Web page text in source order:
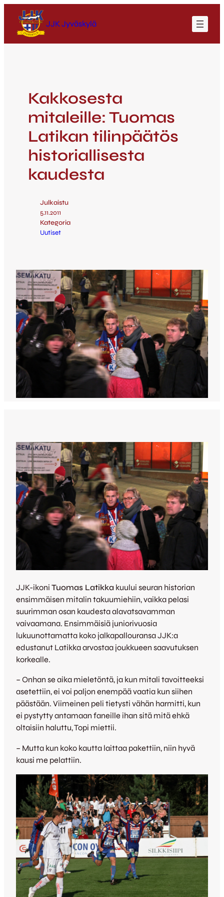
JJK Jyväskylä
Kakkosesta
mitaleille: Tuomas
Latikan tilinpäätös
historiallisesta
kaudesta
Julkaistu
5.11.2011
Kategoria
Uutiset
JJK-ikoni Tuomas Latikka kuului seuran historian
ensimmäisen mitalin takuumiehiin, vaikka pelasi
suurimman osan kaudesta alavatsavamman
vaivaamana. Ensimmäisiä juniorivuosia
lukuunottamatta koko jalkapallouransa JJK:a
edustanut Latikka arvostaa joukkueen saavutuksen
korkealle.
– Onhan se aika mieletöntä, ja kun mitali tavoitteeksi
asetettiin, ei voi paljon enempää vaatia kun siihen
päästään. Viimeinen peli tietysti vähän harmitti, kun
ei pystytty antamaan faneille ihan sitä mitä ehkä
oltaisiin haluttu, Topi miettii.
– Mutta kun koko kautta laittaa pakettiin, niin hyvä
kausi me pelattiin.